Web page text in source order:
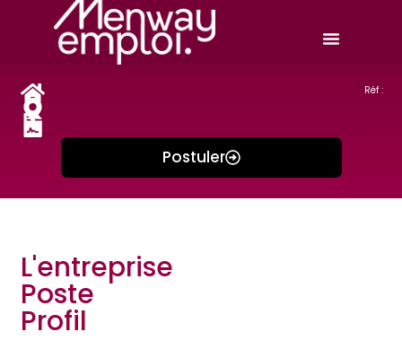
Réf :
Postuler
L'entreprise
Poste
Profil